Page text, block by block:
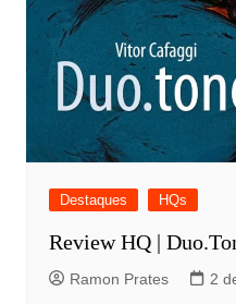
Destaques HQs
Review HQ |
Ramon Prates 2